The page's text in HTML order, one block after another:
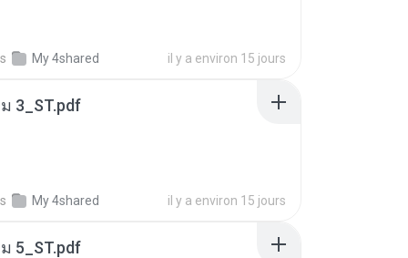
My 4shared il y a environ 15 jours
3_ST.pdf
My 4shared il y a environ 15 jours
5_ST.pdf